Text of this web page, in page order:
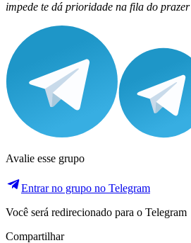
impede te dá prioridade na fila do prazer
Avalie esse grupo
Entrar no grupo no Telegram
Você será redirecionado para o Telegram
Compartilhar